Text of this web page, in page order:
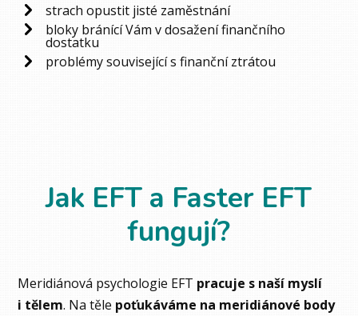
strach opustit jisté zaměstnání
bloky bránící Vám v dosažení finančního
dostatku
problémy související s finanční ztrátou
Jak EFT a Faster EFT
fungují?
Meridiánová psychologie EFT pracuje s naší myslí
i tělem. Na těle poťukáváme na meridiánové body